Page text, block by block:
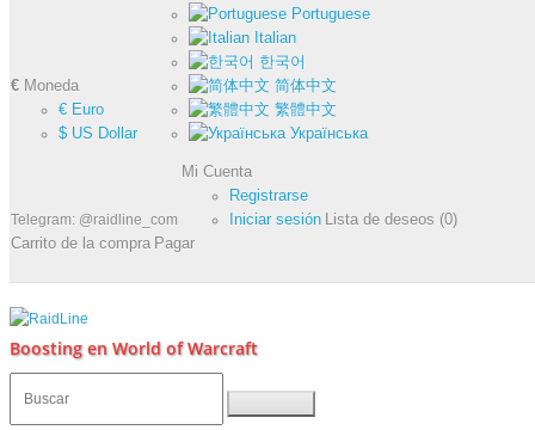
€ Moneda
€ Euro
$ US Dollar
Portuguese
Italian
한국어
简体中文
繁體中文
Українська
Telegram: @raidline_com
Mi Cuenta
Registrarse
Iniciar sesión Lista de deseos (0)
Carrito de la compra Pagar
Boosting en World of Warcraft